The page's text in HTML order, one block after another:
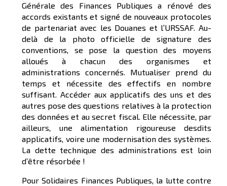
Générale des Finances Publiques a rénové des
accords existants et signé de nouveaux protocoles
de partenariat avec les Douanes et l’URSSAF. Au-
delà de la photo officielle de signature des
conventions, se pose la question des moyens
alloués à chacun des organismes et
administrations concernés. Mutualiser prend du
temps et nécessite des effectifs en nombre
suffisant. Accéder aux applicatifs des uns et des
autres pose des questions relatives à la protection
des données et au secret fiscal. Elle nécessite, par
ailleurs, une alimentation rigoureuse desdits
applicatifs, voire une modernisation des systèmes.
La dette technique des administrations est loin
d’être résorbée !
Pour Solidaires Finances Publiques, la lutte contre